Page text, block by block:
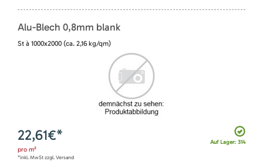
Alu-Blech 0,8mm blank
St à 1000x2000 (ca. 2,16 kg/qm)
Auf Lager: 314
22,61€*
pro m²
*inkl. MwSt zzgl. Versand